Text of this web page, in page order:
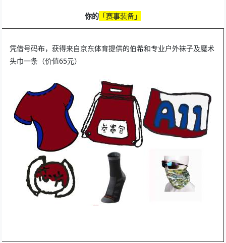
你的 「赛事装备」
凭借号码布，获得来自京东体育提供的伯希和专业户外袜子及魔术
头巾一条（价值65元）